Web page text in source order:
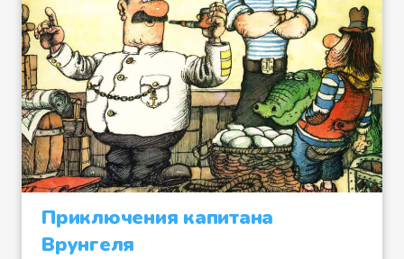
Приключения капитана
Врунгеля